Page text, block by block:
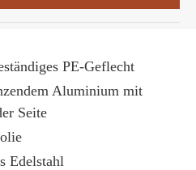
PE-Geflecht
Aluminium mit
Seite
Edelstahl